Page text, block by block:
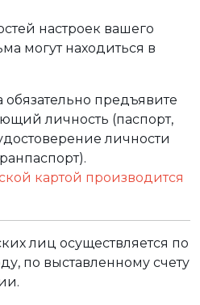
настроек вашего
могут находиться в
предъявите
личность (паспорт,
личности
картой производится
лиц осуществляется по
по выставленному счету